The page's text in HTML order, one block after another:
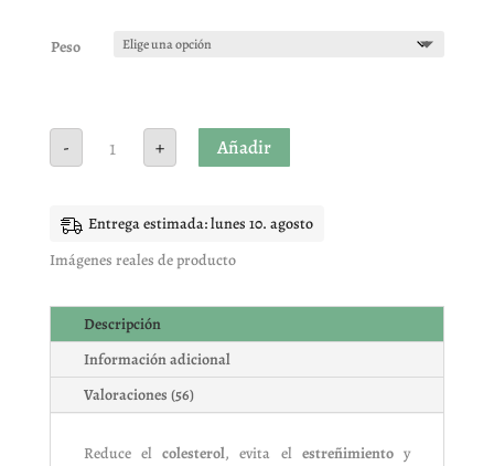
5 en base
a
Peso
-
Garbanzo
Tostado
Superblando
+ Añadir
Entrega estimada: lunes 10. agosto
Imágenes reales de producto
Descripción
Información adicional
Valoraciones (56)
Reduce elcolesterol, evita el estreñimientoy